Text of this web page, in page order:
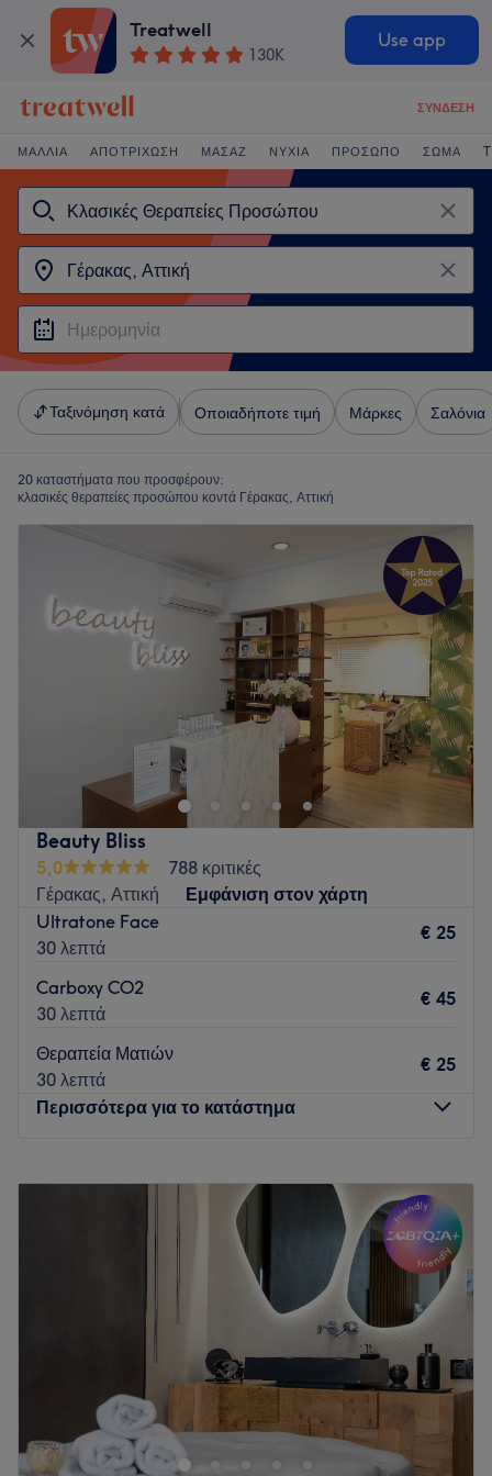
Treatwell
130K
Use app
ΣΎΝΔΕΣΗ
ΜΑΛΛΙΆ ΑΠΟΤΡΊΧΩΣΗ ΜΑΣΆΖ ΝΎΧΙΑ ΠΡΌΣΩΠΟ ΣΏΜΑ
Ταξινόμηση κατά Οποιαδήποτε τιμή Μάρκες Σαλόνια
20 καταστήματα που προσφέρουν:
κλασικές θεραπείες προσώπου κοντά Γέρακας, Αττική
Beauty Bliss
5,0
788 κριτικές
Γέρακας, Αττική
Εμφάνιση στον χάρτη
Ultratone Face
30 λεπτά
€ 25
Carboxy CO2
30 λεπτά
€ 45
Θεραπεία Ματιών
30 λεπτά
€ 25
Περισσότερα για το κατάστημα
09:00 –21:00
09:00–21:00
09:00–21:00
09:00
21:00
09:00
17:00
Κλειστό
Το Beauty Bliss στον Γέρακα είναι η ιδανική ευκαιρία για ένα
υπέροχο ταξίδι ομορφιάς. Αφιέρωσε λίγο χρόνο στον εαυτό
σου και απόλαυσε μια εμπειρία που θα σε ανανεώσει
εσωτερικά και εξωτερικά. Το κατάστημα παρέχει θεραπείες